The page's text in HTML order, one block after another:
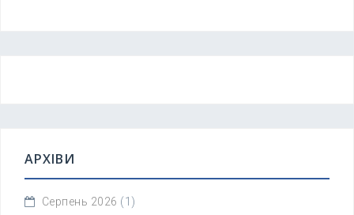
АРХІВИ
Серпень 2026 (1)